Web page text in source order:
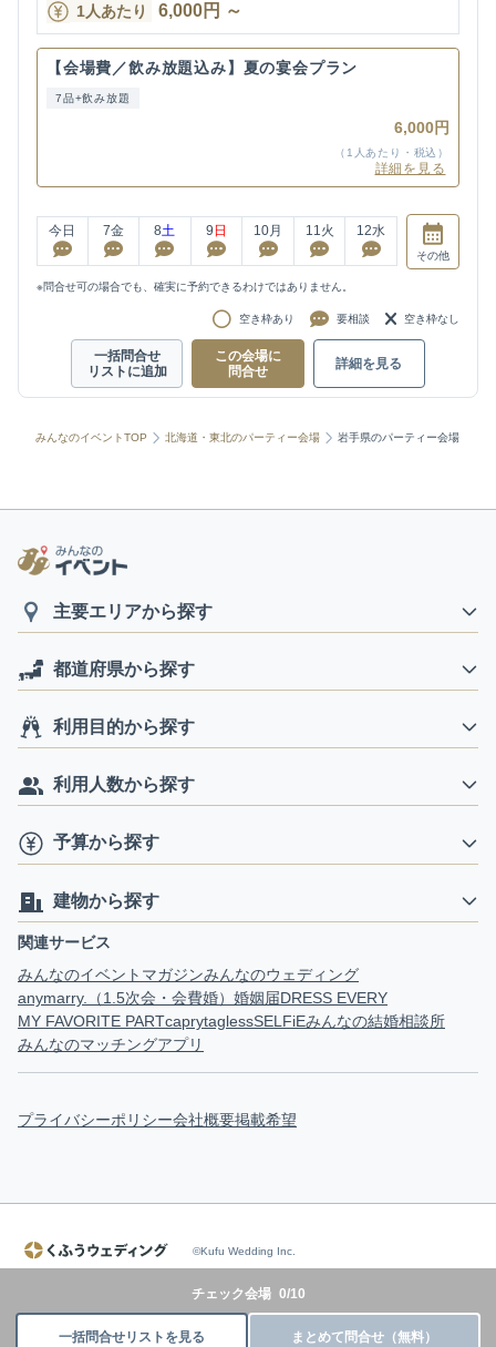
1人あたり 6,000円 ～
【会場費／飲み放題込み】夏の宴会プラン
7品+飲み放題
6,000円
（1人あたり・税込）
詳細を見る
今日 7金 8土 9 日 10月 11火 12水
その他
※問合せ可の場合でも、確実に予約できるわけではありません。
空き枠あり 要相談 空き枠なし
一括問合せ
リストに追加
この会場に
問合せ
詳細を見る
みんなのイベントTOP 北海道・東北のパーティー会場 岩手県のパーティー会場
チェック会場 0/10
一括問合せリストを見る まとめて問合せ（無料）
主要エリアから探す
都道府県から探す
利用目的から探す
利用人数から探す
予算から探す
建物から探す
関連サービス
みんなのイベントマガジンみんなのウェディング
anymarry.（1.5次会・会費婚） 婚姻届DRESS EVERY
MY FAVORITE PARTcaprytaglessSELFiEみんなの結婚相談所
みんなのマッチングアプリ
プライバシーポリシー会社概要掲載希望
©Kufu Wedding Inc.